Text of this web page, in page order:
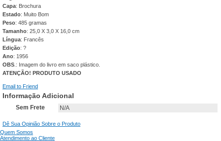
Capa: Brochura
Estado: Muito Bom
Peso: 485 gramas
Tamanho: 25,0 X 3,0 X 16,0 cm
Língua: Francês
Edição: ?
Ano: 1956
OBS .: Imagem do livro em saco plástico.
ATENÇÃO! PRODUTO USADO
Email to Friend
Informação Adicional
Sem Frete N/A
Dê Sua Opinião Sobre o Produto
Quem Somos
Atendimento ao Cliente